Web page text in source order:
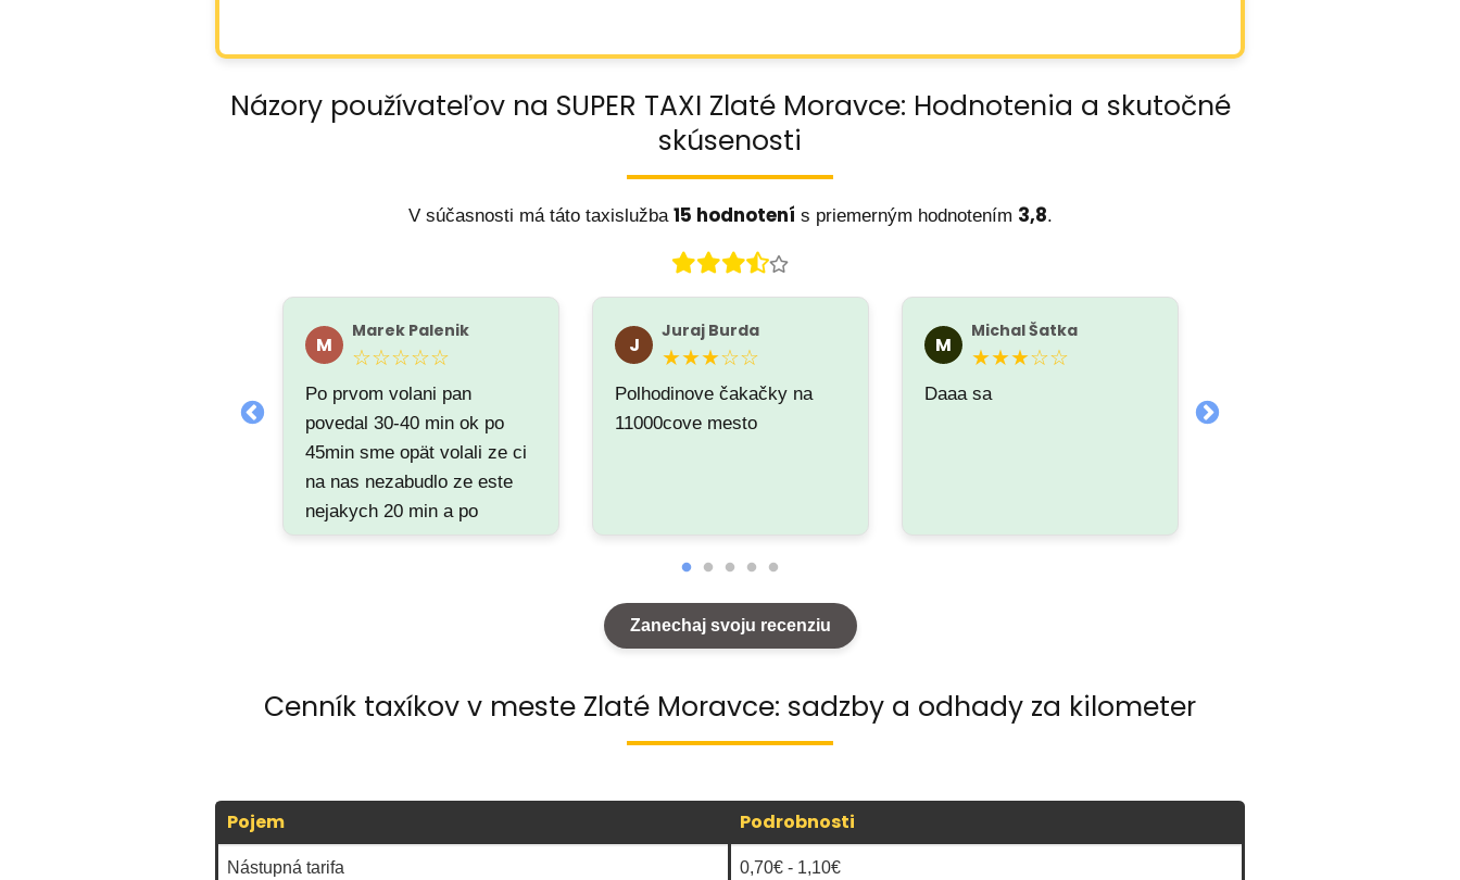
Názory používateľov na SUPER TAXI Zlaté Moravce: Hodnotenia a skutočné
skúsenosti
V súčasnosti má táto taxislužba 15 hodnotení s priemerným hodnotením 3,8.
M
Marek Palenik
☆☆☆☆☆
Po prvom volani pan
povedal 30-40 min ok po
45min sme opät volali ze ci
na nas nezabudlo ze este
nejakych 20 min a po
hodine ani nezovolal ani
J
Juraj Burda
★★★☆☆
Polhodinove čakačky na
11000cove mesto
M
Michal Šatka
★★★☆☆
Daaa sa
Zanechaj svoju recenziu
Cenník taxíkov v meste Zlaté Moravce: sadzby a odhady za kilometer
Pojem Podrobnosti
Nástupná tarifa 0,70€ - 1,10€